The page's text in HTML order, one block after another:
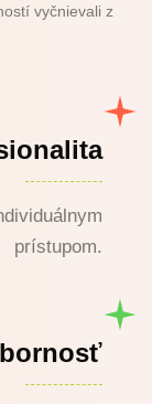
vyčnievali z
prístupom.